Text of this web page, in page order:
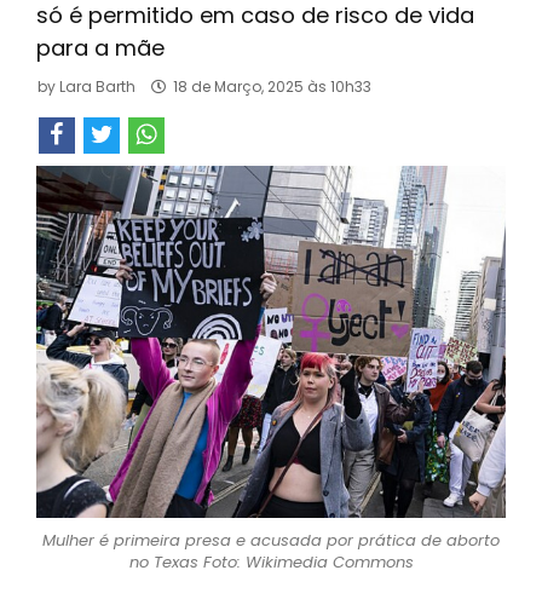
só é permitido em caso de risco de vida
para a mãe
by Lara Barth 18 de Março, 2025 às 10h33
Mulher é primeira presa e acusada por prática de aborto
no Texas Foto: Wikimedia Commons